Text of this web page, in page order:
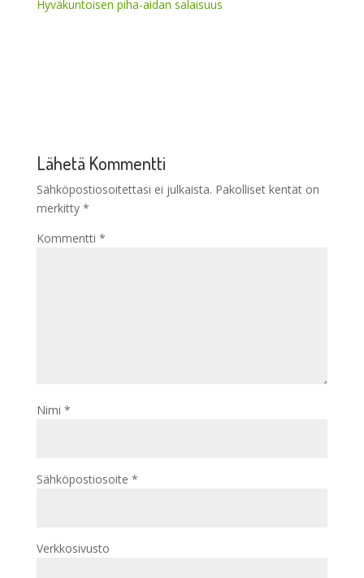
Hyväkuntoisen piha-aidan salaisuus
Lähetä Kommentti
Sähköpostiosoitettasi ei julkaista. Pakolliset kentät on
merkitty *
Kommentti *
Nimi *
Sähköpostiosoite *
Verkkosivusto